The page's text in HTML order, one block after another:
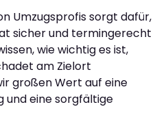
Umzugsprofis sorgt dafür,
sicher und termingerecht
wie wichtig es ist,
am Zielort
großen Wert auf eine
und eine sorgfältige